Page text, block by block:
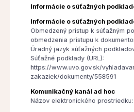
Informácie o súťažných
Informácie o súťažných
Obmedzený prístup k súťažným
obmedzenia prístupu k
Úradný jazyk súťažných
Súťažné podklady (URL):
https://www.uvo.gov.sk/
zakaziek/dokumenty/558591
Komunikačný kanál ad hoc
Názov elektronického prostriedku: